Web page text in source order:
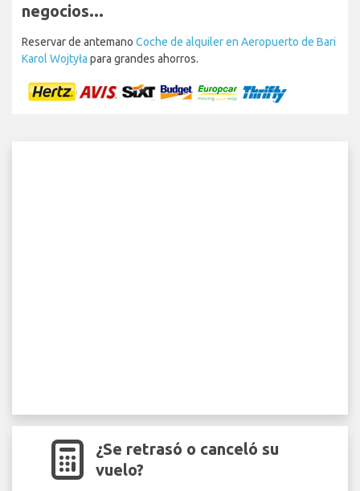
negocios...
Reservar de antemano Coche de alquiler en Aeropuerto de Bari
Karol Wojtyła para grandes ahorros.
¿Se retrasó o canceló su
vuelo?